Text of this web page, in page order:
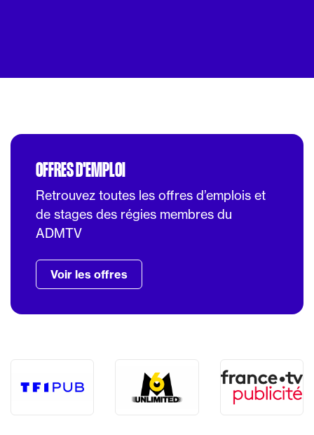
OFFRES D'EMPLOI
Retrouvez toutes les offres d’emplois et
de stages des régies membres du
ADMTV
Voir les offres